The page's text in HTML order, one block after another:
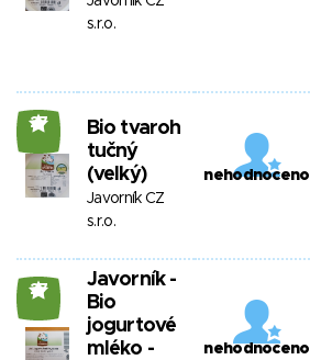
s.r.o.
27
Bio tvaroh
tučný
(velký)
Javorník CZ
s.r.o.
nehodnoceno
27
Javorník -
Bio
jogurtové
mléko -
nehodnoceno